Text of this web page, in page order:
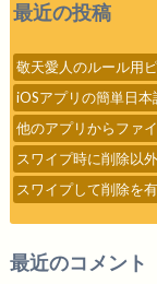
最近の投稿
敬天愛人のルール用
iOSアプリの簡単日
他のアプリからファ
スワイプ時に削除以
スワイプして削除を
最近のコメント